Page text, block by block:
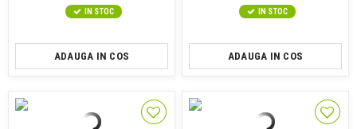
IN STOC
ADAUGA IN COS
IN STOC
ADAUGA IN COS